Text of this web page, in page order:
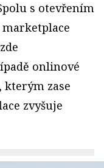
s otevřením
onlinové
zase
zvyšuje